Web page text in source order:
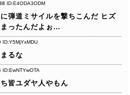
ID:E4ODA3ODM
弾道ミサイルを撃ちこんだ ヒズ
ったんだよぉ…
ID:Y5MjYxMDU
るな
ID:EwNTYwOTA
皆ユダヤ人やもん